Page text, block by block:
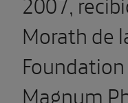
Morath de
Magnum